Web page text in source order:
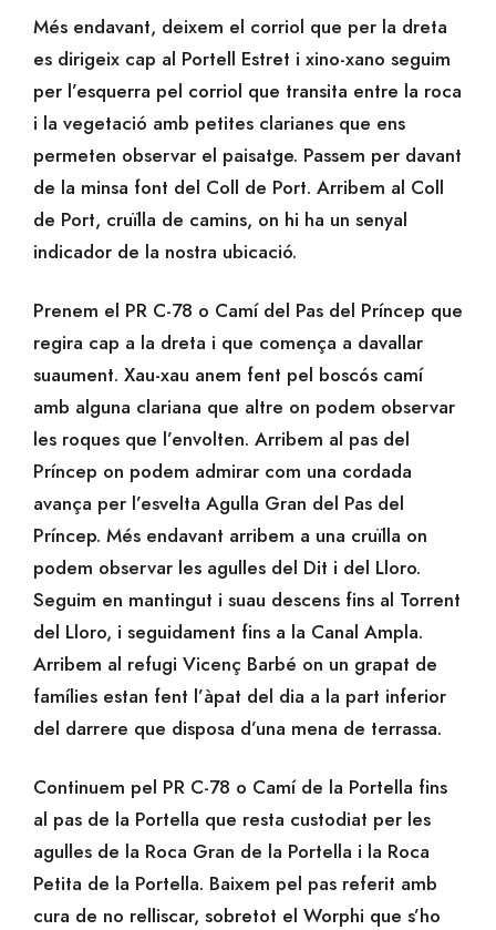
Més endavant, deixem el corriol que per la dreta
es dirigeix cap al Portell Estret i xino-xano seguim
per l’esquerra pel corriol que transita entre la roca
i la vegetació amb petites clarianes que ens
permeten observar el paisatge. Passem per davant
de la minsa font del Coll de Port. Arribem al Coll
de Port, cruïlla de camins, on hi ha un senyal
indicador de la nostra ubicació.
Prenem el PR C-78 o Camí del Pas del Príncep que
regira cap a la dreta i que comença a davallar
suaument. Xau-xau anem fent pel boscós camí
amb alguna clariana que altre on podem observar
les roques que l’envolten. Arribem al pas del
Príncep on podem admirar com una cordada
avança per l’esvelta Agulla Gran del Pas del
Príncep. Més endavant arribem a una cruïlla on
podem observar les agulles del Dit i del Lloro.
Seguim en mantingut i suau descens fins al Torrent
del Lloro, i seguidament fins a la Canal Ampla.
Arribem al refugi Vicenç Barbé on un grapat de
famílies estan fent l’àpat del dia a la part inferior
del darrere que disposa d’una mena de terrassa.
Continuem pel PR C-78 o Camí de la Portella fins
al pas de la Portella que resta custodiat per les
agulles de la Roca Gran de la Portella i la Roca
Petita de la Portella. Baixem pel pas referit amb
cura de no relliscar, sobretot el Worphi que s’ho